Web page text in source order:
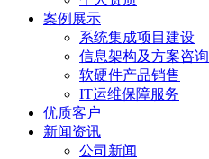
案例展示
系统集成项目建设
信息架构及方案咨询
软硬件产品销售
IT运维保障服务
优质客户
新闻资讯
公司新闻